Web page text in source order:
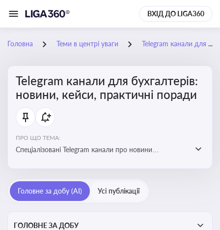
ВХІД ДО LIGA360
Головна Теми в центрі уваги Telegram канали для бухгалтерів: новини, кейси, практичні поради
Telegram канали для бухгалтерів:
новини, кейси, практичні поради
ПРО ЩО ТЕМА:
Спеціалізовані Telegram канали про новини
корисні лайфхаки для ведення бухгалтерії
Головне за добу (AI) Усі публікації
ГОЛОВНЕ ЗА ДОБУ